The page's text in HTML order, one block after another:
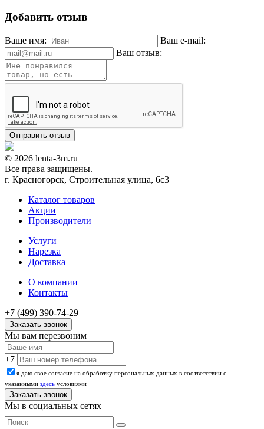
Добавить отзыв
Ваше имя:
Ваш e-mail:
Ваш отзыв:
© 2026 lenta-3m.ru
Все права защищены.
г. Красногорск, Строительная улица, 6с3
Каталог товаров
Акции
Производители
Услуги
Нарезка
Доставка
О компании
Контакты
+7 (499) 390-74-29
Заказать звонок
Мы вам перезвоним
+7
я даю свое согласие на обработку персональных данных в соответствии с
указанными здесь условиями
Мы в социальных сетях